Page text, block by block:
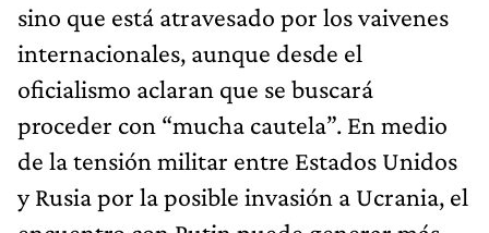
sino que está atravesado por los vaivenes
internacionales, aunque desde el
oficialismo aclaran que se buscará
proceder con “mucha cautela”. En medio
de la tensión militar entre Estados Unidos
y Rusia por la posible invasión a Ucrania, el